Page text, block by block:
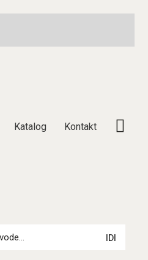
Katalog Kontakt
IDI